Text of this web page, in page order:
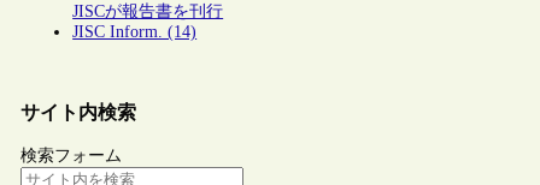
JISCが報告書を刊行
JISC Inform. (14)
サイト内検索
検索フォーム